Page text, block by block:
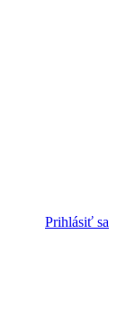
Prihlásiť sa